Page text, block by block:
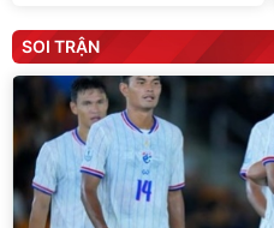
SOI TRẬN